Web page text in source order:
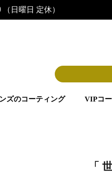
日曜日 定休）
ズのコーティング VIPコ
「